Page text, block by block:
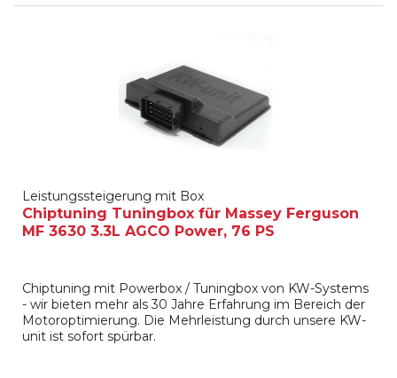
Leistungssteigerung mit Box
Chiptuning Tuningbox für Massey Ferguson
MF 3630 3.3L AGCO Power, 76 PS
Chiptuning mit Powerbox / Tuningbox von KW-Systems
- wir bieten mehr als 30 Jahre Erfahrung im Bereich der
Motoroptimierung. Die Mehrleistung durch unsere KW-
unit ist sofort spürbar.